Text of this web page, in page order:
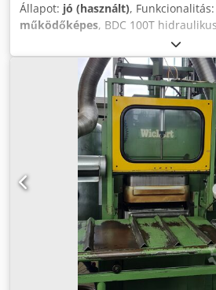
Állapot: jó (használt), Funkcionalitás:
működőképes, BDC 100T
nyomólemezes prés Eladó BDC
fűtött nyomólemezekkel. Körülbelül
műanyag-, kompozit- és lamináló
BDC Gép típusa: 100T öntőprés,
Állapot: Üzemképtelen, de jó
nyomólemezes kompressziós/
hidraulikus öntőprés egy robusztus
fűtött nyomólemezes öntéshez,
formázáshoz, ragasztáshoz és
gép alkalmas gumiöntéshez,
kompozitokhoz, ragasztáshoz,
és fűtött formázási műveletekhez,
lehet a gyártási, termelési és
műhelyeknek. Főbb jellemzők 100
préskapacitás Fűtött felső és alsó